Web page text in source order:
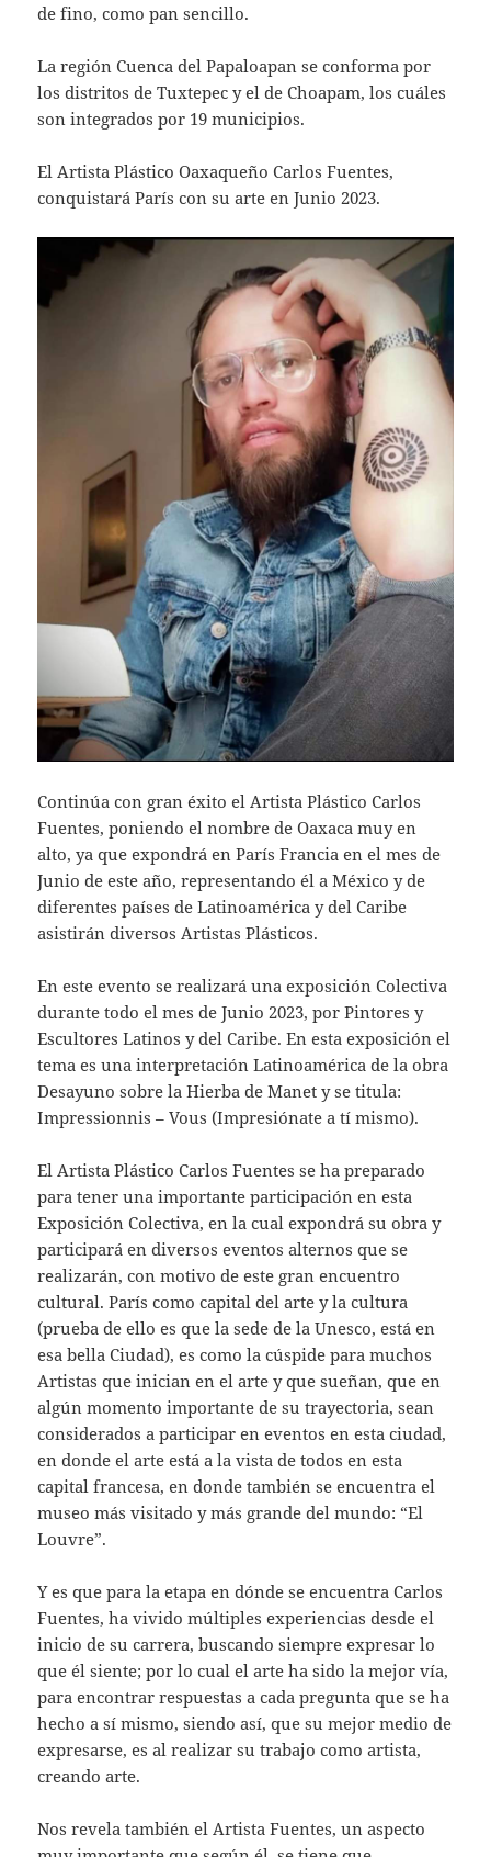
de fino, como pan sencillo.
La región Cuenca del Papaloapan se conforma por
los distritos de Tuxtepec y el de Choapam, los cuáles
son integrados por 19 municipios.
El Artista Plástico Oaxaqueño Carlos Fuentes,
conquistará París con su arte en Junio 2023.
Continúa con gran éxito el Artista Plástico Carlos
Fuentes, poniendo el nombre de Oaxaca muy en
alto, ya que expondrá en París Francia en el mes de
Junio de este año, representando él a México y de
diferentes países de Latinoamérica y del Caribe
asistirán diversos Artistas Plásticos.
En este evento se realizará una exposición Colectiva
durante todo el mes de Junio 2023, por Pintores y
Escultores Latinos y del Caribe. En esta exposición el
tema es una interpretación Latinoamérica de la obra
Desayuno sobre la Hierba de Manet y se titula:
Impressionnis – Vous (Impresiónate a tí mismo).
El Artista Plástico Carlos Fuentes se ha preparado
para tener una importante participación en esta
Exposición Colectiva, en la cual expondrá su obra y
participará en diversos eventos alternos que se
realizarán, con motivo de este gran encuentro
cultural. París como capital del arte y la cultura
(prueba de ello es que la sede de la Unesco, está en
esa bella Ciudad), es como la cúspide para muchos
Artistas que inician en el arte y que sueñan, que en
algún momento importante de su trayectoria, sean
considerados a participar en eventos en esta ciudad,
en donde el arte está a la vista de todos en esta
capital francesa, en donde también se encuentra el
museo más visitado y más grande del mundo: “El
Louvre”.
Y es que para la etapa en dónde se encuentra Carlos
Fuentes, ha vivido múltiples experiencias desde el
inicio de su carrera, buscando siempre expresar lo
que él siente; por lo cual el arte ha sido la mejor vía,
para encontrar respuestas a cada pregunta que se ha
hecho a sí mismo, siendo así, que su mejor medio de
expresarse, es al realizar su trabajo como artista,
creando arte.
Nos revela también el Artista Fuentes, un aspecto